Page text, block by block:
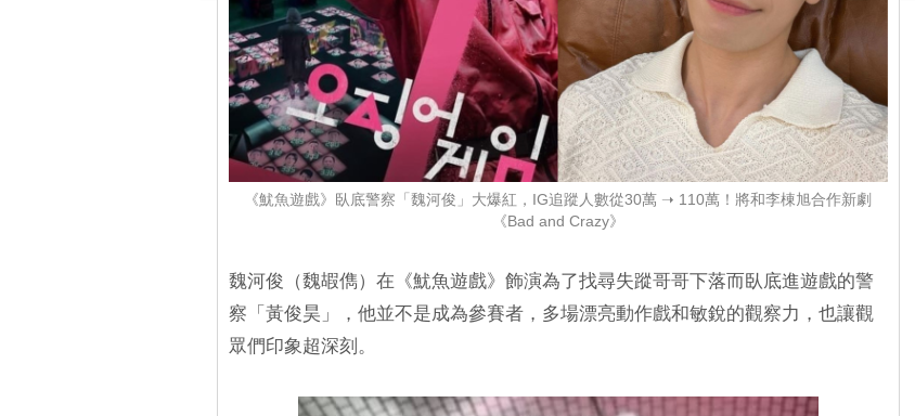
《魷魚遊戲》臥底警察「魏河俊」大爆紅，IG追蹤人數從30萬 ➝ 110萬！將和李棟旭合作新劇
《Bad and Crazy》
魏河俊（魏嘏儁）在《魷魚遊戲》飾演為了找尋失蹤哥哥下落而臥底進遊戲的警
察「黃俊昊」，他並不是成為參賽者，多場漂亮動作戲和敏銳的觀察力，也讓觀
眾們印象超深刻。